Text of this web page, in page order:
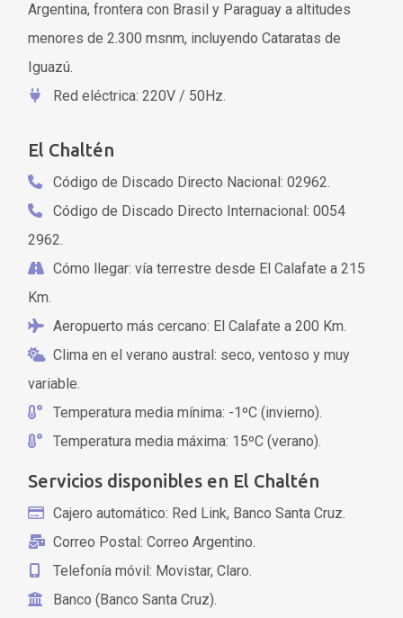
Argentina, frontera con Brasil y Paraguay a altitudes
menores de 2.300 msnm, incluyendo Cataratas de
Iguazú.
Red eléctrica: 220V / 50Hz.
El Chaltén
Código de Discado Directo Nacional: 02962.
Código de Discado Directo Internacional: 0054
2962.
Cómo llegar: vía terrestre desde El Calafate a 215
Km.
Aeropuerto más cercano: El Calafate a 200 Km.
Clima en el verano austral: seco, ventoso y muy
variable.
Temperatura media mínima: -1ºC (invierno).
Temperatura media máxima: 15ºC (verano).
Servicios disponibles en El Chaltén
Cajero automático: Red Link, Banco Santa Cruz.
Correo Postal: Correo Argentino.
Telefonía móvil: Movistar, Claro.
Banco (Banco Santa Cruz).